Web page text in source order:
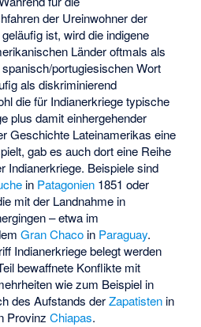
der Ureinwohner der
ist, wird die indigene
Länder oftmals als
portugiesischen Wort
als diskriminierend
die für Indianerkriege typische
plus damit einhergehender
Geschichte Lateinamerikas eine
gab es auch dort eine Reihe
Indianerkriege. Beispiele sind
in Patagonien 1851 oder
mit der Landnahme in
– etwa im
Gran Chaco in Paraguay.
Indianerkriege belegt werden
bewaffnete Konflikte mit
wie zum Beispiel in
des Aufstands derZapatisten in
ProvinzChiapas.